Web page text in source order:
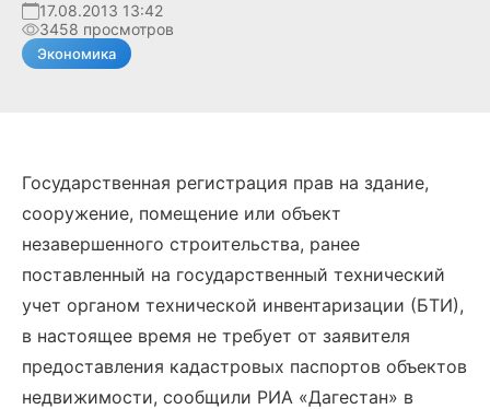
17.08.2013 13:42
3458 просмотров
Экономика
Государственная регистрация прав на здание,
сооружение, помещение или объект
незавершенного строительства, ранее
поставленный на государственный технический
учет органом технической инвентаризации (БТИ),
в настоящее время не требует от заявителя
предоставления кадастровых паспортов объектов
недвижимости, сообщили РИА «Дагестан» в